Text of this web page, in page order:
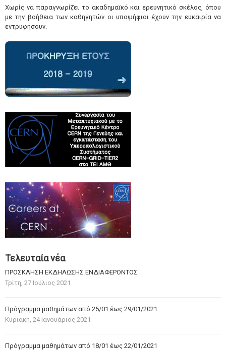
Χωρίς να παραγνωρίζει το ακαδημαϊκό και ερευνητικό σκέλος, όπου
με την βοήθεια των καθηγητών οι υποψήφιοι έχουν την ευκαιρία να
εντρυφήσουν.
Τελευταία νέα
ΠΡΟΣΚΛΗΣΗ ΕΚΔΗΛΩΣΗΣ ΕΝΔΙΑΦΕΡΟΝΤΟΣ
Τρίτη, 27 Ιούλιος 2021
Πρόγραμμα μαθημάτων από 25/01 έως 29/01/2021
Κυριακή, 24 Ιανουάριος 2021
Πρόγραμμα μαθημάτων από 18/01 έως 22/01/2021